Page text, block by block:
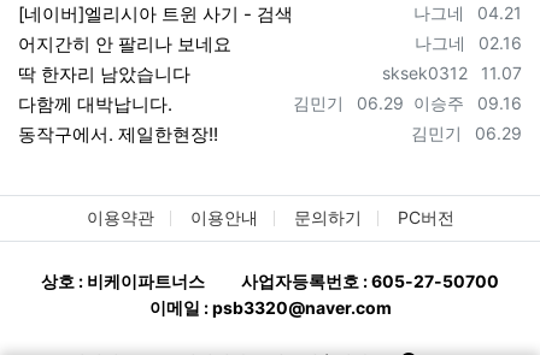
등록자
나그네 등록일
04.21
[네이버]엘리시아 트윈 사기 - 검색
등록자
나그네 등록일
02.16
어지간히 안 팔리나 보네요
등록자
sksek0312 등록일
11.07
딱 한자리 남았습니다
등록자
이승주 등록일
09.16
등록자
김민기 등록일
06.29
다함께 대박납니다.
등록자
김민기 등록일
06.29
동작구에서. 제일한현장!!
이용약관 이용안내 문의하기 PC버전
상호 : 비케이파트너스
사업자등록번호 : 605-27-50700
이메일 : psb3320@naver.com